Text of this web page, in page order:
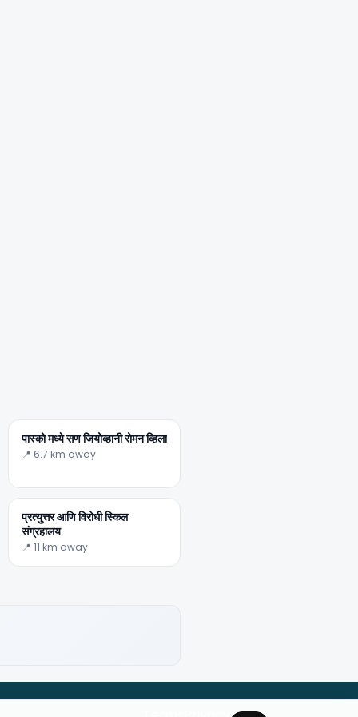
पास्को मध्ये सण जियोव्हानी रोमन व्हिला
📍 6.7 km away
प्रत्युत्तर आणि विरोधी स्किल
संग्रहालय
📍 11 km away